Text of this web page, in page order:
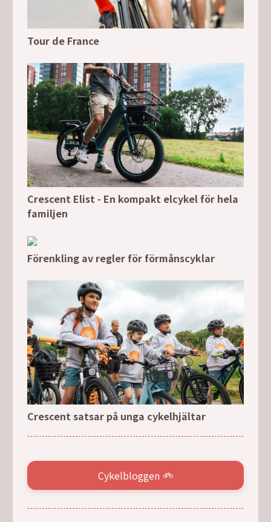
Tour de France
Crescent Elist - En kompakt elcykel för hela
familjen
Förenkling av regler för förmånscyklar
Crescent satsar på unga cykelhjältar
Cykelbloggen